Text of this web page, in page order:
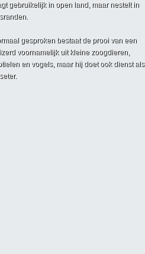
gebruikelijk in open land, maar nestelt in
gesproken bestaat de prooi van een
voornamelijk uit kleine zoogdieren,
en vogels, maar hij doet ook dienst als